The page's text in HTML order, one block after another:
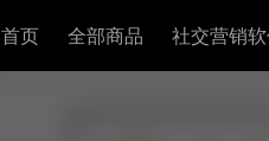
首页 全部商品 社交营销